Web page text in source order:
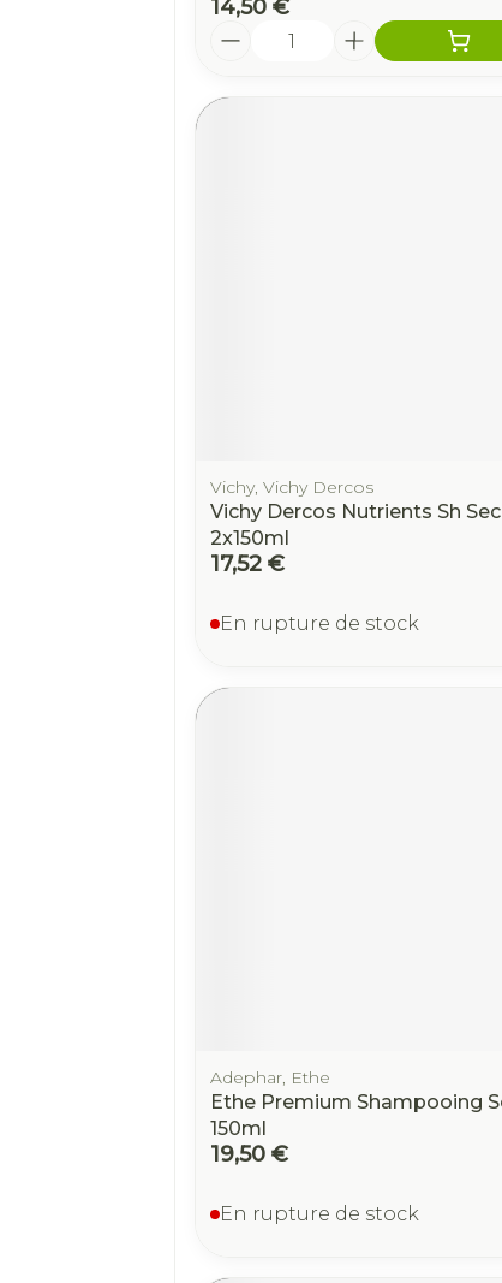
14,50 €
Quantité
Vichy, Vichy Dercos
Vichy Dercos Nutrients Sh Sec
2x150ml
17,52 €
En rupture de stock
Adephar, Ethe
Ethe Premium Shampooing
150ml
19,50 €
En rupture de stock